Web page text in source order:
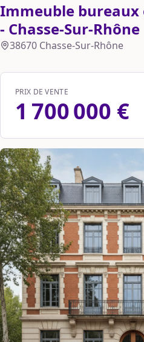
Immeuble bureaux
- Chasse-Sur-Rhône
38670 Chasse-Sur-Rhône
PRIX DE VENTE
1 700 000 €